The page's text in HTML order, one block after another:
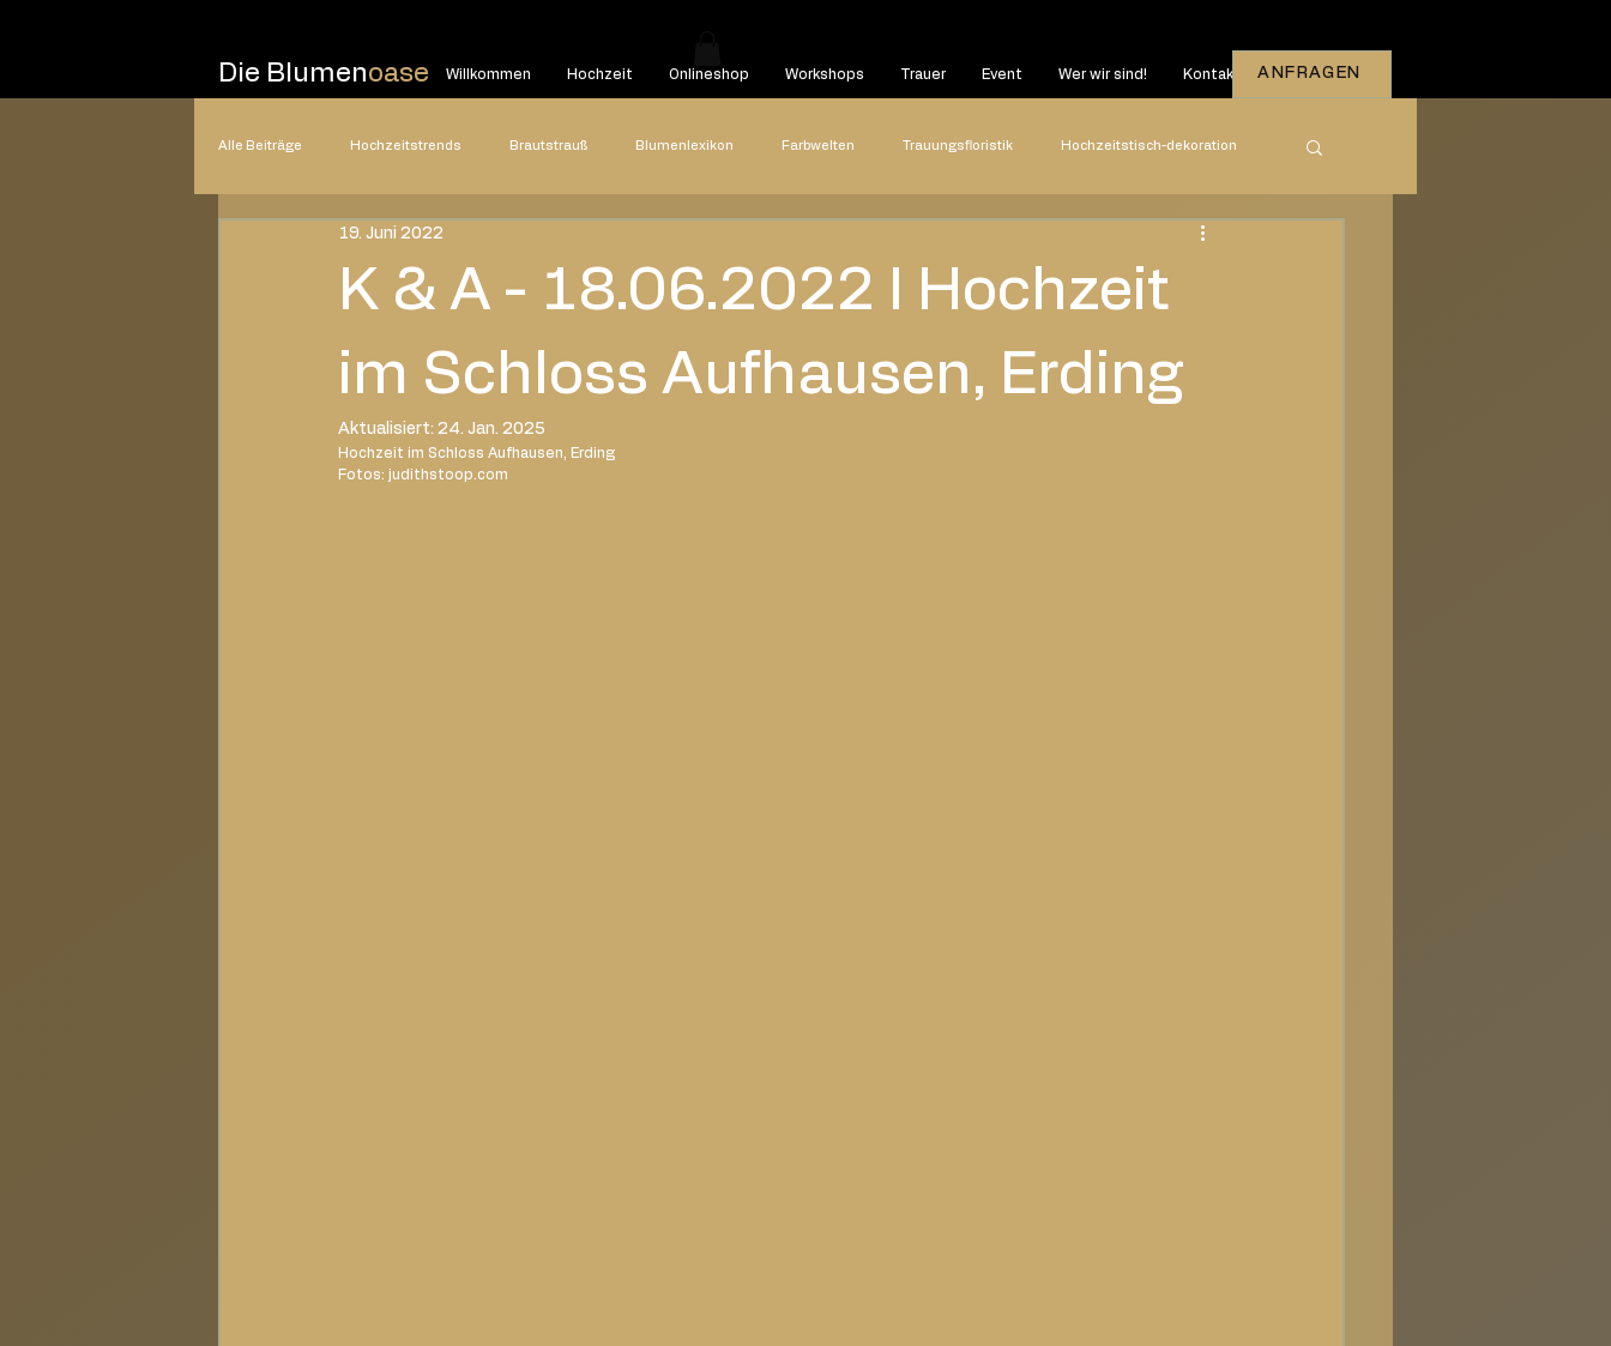
Die Blumenoase Willkommen Hochzeit Onlineshop Workshops Trauer Event Wer wir sind! Kontakt ANFRAGEN
Alle Beiträge Hochzeitstrends Brautstrauß Blumenlexikon Farbwelten Trauungsfloristik Hochzeitstisch-dekoration
Hochzeitsplanung Hochzeitsstile
K & A - 18.06.2022 I Hochzeit
im Schloss Aufhausen, Erding
19. Juni 2022
Aktualisiert: 24. Jan. 2025
Hochzeit im Schloss Aufhausen, Erding
Fotos: judithstoop.com